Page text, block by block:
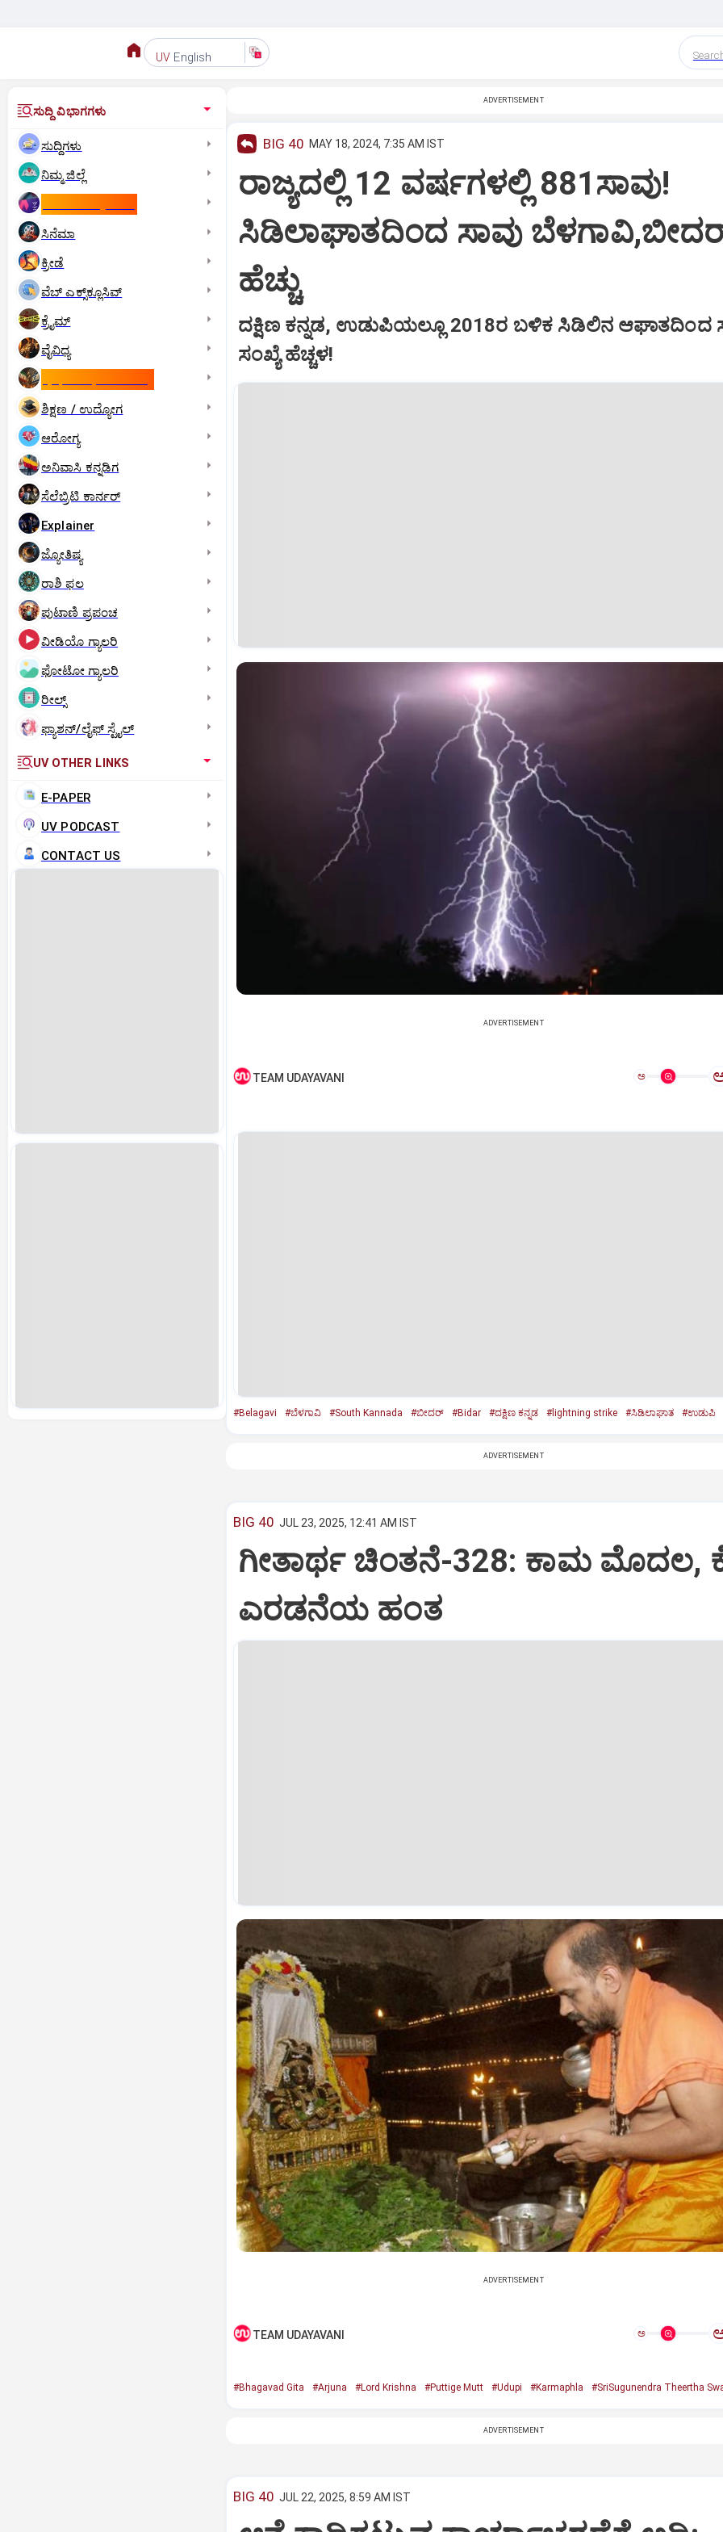
UV English
ಸುದ್ದಿ ವಿಭಾಗಗಳು
ಸುದ್ದಿಗಳು
ನಿಮ್ಮ ಜಿಲ್ಲೆ
ಸಿನೆಮಾ
ಕ್ರೀಡೆ
ವೆಬ್ ಎಕ್ಸ್‌ಕ್ಲೂಸಿವ್
ಕ್ರೈಮ್
ವೈವಿಧ್ಯ
ಶಿಕ್ಷಣ / ಉದ್ಯೋಗ
ಆರೋಗ್ಯ
ಅನಿವಾಸಿ ಕನ್ನಡಿಗ
ಸೆಲೆಬ್ರಿಟಿ ಕಾರ್ನರ್‌
Explainer
ಜ್ಯೋತಿಷ್ಯ
ರಾಶಿ ಫಲ
ಪುಟಾಣಿ ಪ್ರಪಂಚ
ವೀಡಿಯೊ ಗ್ಯಾಲರಿ
ಫೋಟೋ ಗ್ಯಾಲರಿ
ರೀಲ್ಸ್
ಫ್ಯಾಶನ್/ಲೈಫ್‌ ಸ್ಟೈಲ್
UV OTHER LINKS
E-PAPER
UV PODCAST
CONTACT US
ADVERTISEMENT
BIG 40 MAY 18, 2024, 7:35 AM IST
ರಾಜ್ಯದಲ್ಲಿ 12 ವರ್ಷಗಳಲ್ಲಿ 881ಸಾವು!
ಸಿಡಿಲಾಘಾತದಿಂದ ಸಾವು
ಹೆಚ್ಚು
ದಕ್ಷಿಣ ಕನ್ನಡ, ಉಡುಪಿಯಲ್ಲೂ 2018ರ ಬಳಿಕ ಸಿಡಿಲಿನ ಆಘಾತದಿಂದ
ಸಂಖ್ಯೆ ಹೆಚ್ಚಳ!
ADVERTISEMENT
TEAM UDAYAVANI ಅ
#Belagavi #ಬೆಳಗಾವಿ #South Kannada #ಬೀದರ್ #Bidar #ದಕ್ಷಿಣ ಕನ್ನಡ #lightning strike #ಸಿಡಿಲಾಘಾತ #ಉಡುಪಿ
ADVERTISEMENT
BIG 40 JUL 23, 2025, 12:41 AM IST
ಗೀತಾರ್ಥ ಚಿಂತನೆ-328: ಕಾಮ ಮೊದಲ,
ಎರಡನೆಯ ಹಂತ
ADVERTISEMENT
TEAM UDAYAVANI ಅ
#Bhagavad Gita #Arjuna #Lord Krishna #Puttige Mutt #Udupi #Karmaphla #SriSugunendra Theertha
ADVERTISEMENT
BIG 40 JUL 22, 2025, 8:59 AM IST